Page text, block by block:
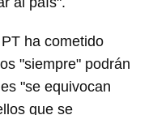
ha cometido
"siempre" podrán
"se equivocan
que se